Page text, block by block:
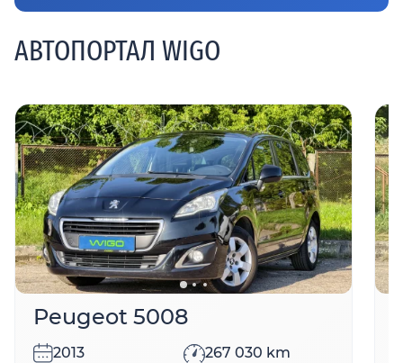
АВТОПОРТАЛ WIGO
Peugeot 5008
2013 267 030 km